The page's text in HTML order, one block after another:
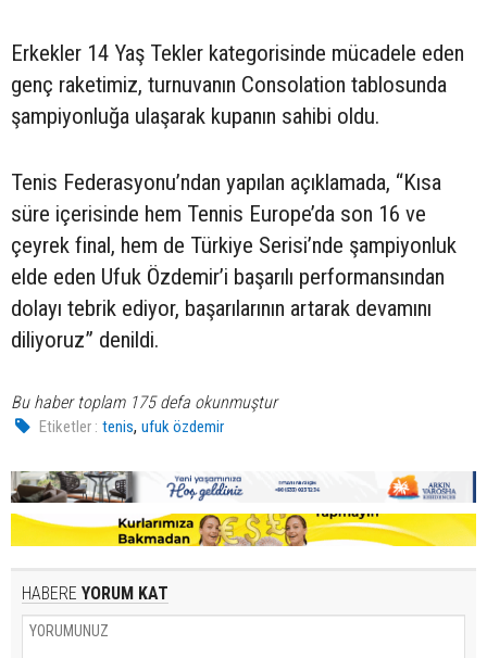
Erkekler 14 Yaş Tekler kategorisinde mücadele eden
genç raketimiz, turnuvanın Consolation tablosunda
şampiyonluğa ulaşarak kupanın sahibi oldu.
Tenis Federasyonu’ndan yapılan açıklamada, “Kısa
süre içerisinde hem Tennis Europe’da son 16 ve
çeyrek final, hem de Türkiye Serisi’nde şampiyonluk
elde eden Ufuk Özdemir’i başarılı performansından
dolayı tebrik ediyor, başarılarının artarak devamını
diliyoruz” denildi.
Bu haber toplam 175 defa okunmuştur
Etiketler : tenis,ufuk özdemir
HABERE YORUM KAT